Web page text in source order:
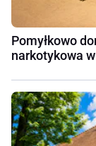
Pomyłkowo
narkotykowa